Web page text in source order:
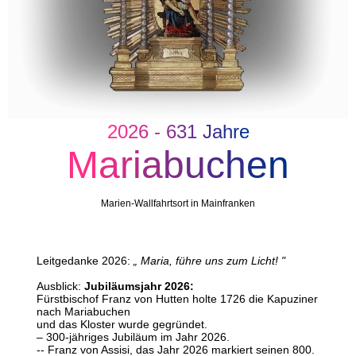
2026 - 631 Jahre
Mariabuchen
Marien-Wallfahrtsort in Mainfranken
Leitgedanke 2026: „ Maria, führe uns zum Licht! "
Ausblick:Jubiläumsjahr 2026:
Fürstbischof Franz von Hutten holte 1726 die Kapuziner
nach Mariabuchen
und das Kloster wurde gegründet.
– 300-jähriges Jubiläum im Jahr 2026.
-- Franz von Assisi, das Jahr 2026 markiert seinen 800.